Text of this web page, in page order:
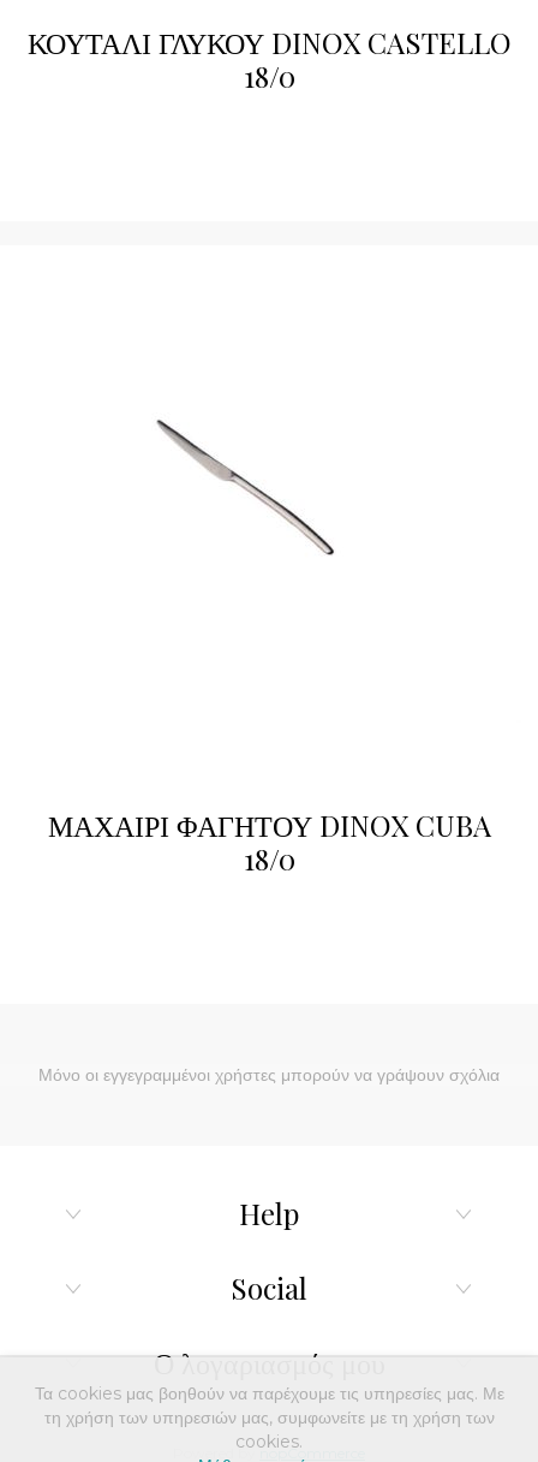
ΚΟΥΤΑΛΙ ΓΛΥΚΟΥ DINOX CASTELLO
18/0
ΜΑΧΑΙΡΙ ΦΑΓΗΤΟΥ DINOX CUBA
18/0
Μόνο οι εγγεγραμμένοι χρήστες μπορούν να γράψουν σχόλια
Help
Social
Ο λογαριασμός μου
Powered by nopCommerce
Τα cookies μας βοηθούν να παρέχουμε τις υπηρεσίες μας. Με
τη χρήση των υπηρεσιών μας, συμφωνείτε με τη χρήση των
cookies.